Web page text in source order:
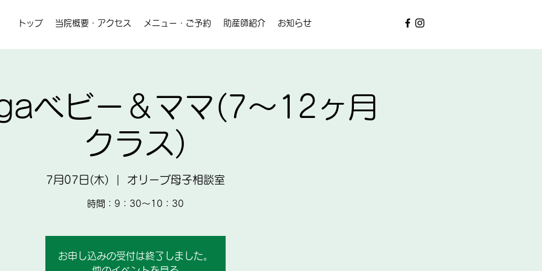
トップ 当院概要・アクセス メニュー・ご予約 助産師紹介 お知らせ
ベビー＆ママ(7～12ヶ月
クラス)
7月07日(木) オリーブ母子相談室
時間：​9：30～10：30
お申し込みの受付は終了しました。